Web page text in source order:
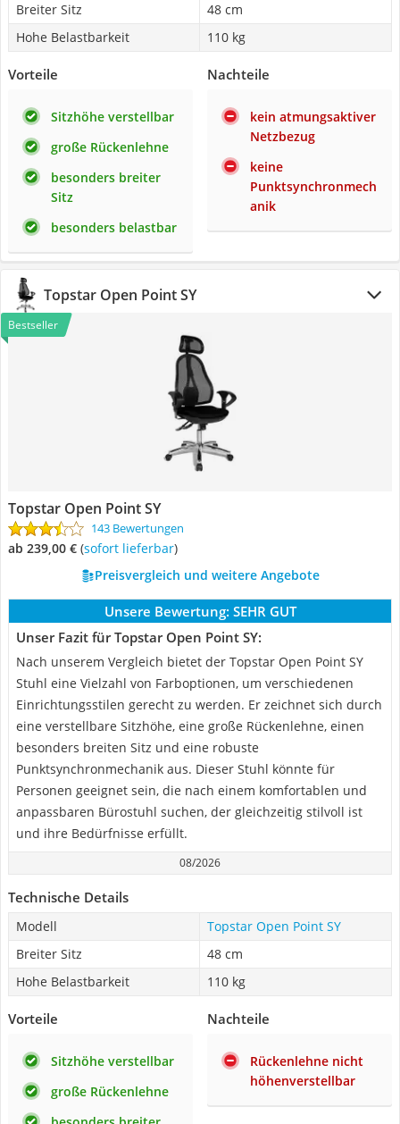
Breiter Sitz
48 cm
Hohe Belastbarkeit
110 kg
Vorteile
Sitzhöhe verstellbar
große Rückenlehne
besonders breiter
Sitz
besonders belastbar
Nachteile
kein atmungsaktiver
Netzbezug
keine
Punktsynchronmech
anik
Topstar Open Point SY
Bestseller
Topstar Open Point SY
143 Bewertungen
ab 239,00 € ( Sofort lieferbar)
Preisvergleich und weitere Angebote
Unsere Bewertung: SEHR GUT
Unser Fazit für Topstar Open Point SY:
Nach unserem Vergleich bietet der Topstar Open Point SY
Stuhl eine Vielzahl von Farboptionen, um verschiedenen
Einrichtungsstilen gerecht zu werden. Er zeichnet sich durch
eine verstellbare Sitzhöhe, eine große Rückenlehne, einen
besonders breiten Sitz und eine robuste
Punktsynchronmechanik aus. Dieser Stuhl könnte für
Personen geeignet sein, die nach einem komfortablen und
anpassbaren Bürostuhl suchen, der gleichzeitig stilvoll ist
und ihre Bedürfnisse erfüllt.
08/2026
Technische Details
Modell
Topstar Open Point SY
Breiter Sitz
48 cm
Hohe Belastbarkeit
110 kg
Vorteile
Sitzhöhe verstellbar
große Rückenlehne
Nachteile
Rückenlehne nicht
höhenverstellbar